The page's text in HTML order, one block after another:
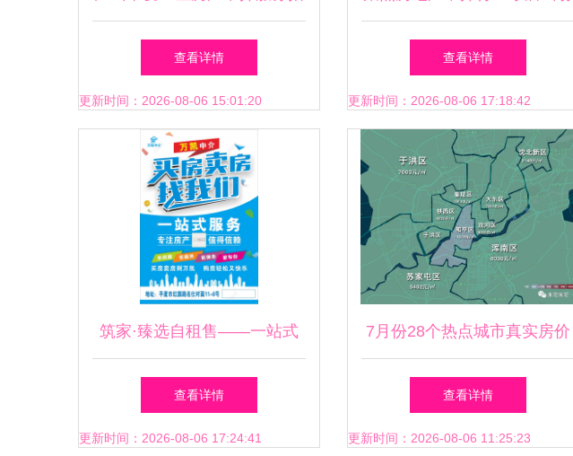
南 地址、电话、营业时间全
攻略
查看详情
更新时间：2026-08-06 15:01:20
哈市房产经纪行业协会人民调
解委员会成立
查看详情
更新时间：2026-08-06 17:18:42
筑家·臻选自租售——一站式
精致生活服务
查看详情
更新时间：2026-08-06 17:24:41
7月份28个热点城市真实房价
地图，请收好！再不被中介忽
悠
查看详情
更新时间：2026-08-06 11:25:23